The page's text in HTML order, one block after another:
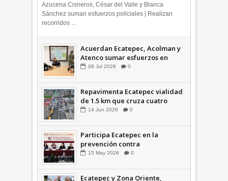
Azucena Cisneros, César del Valle y Blanca
Sánchez suman esfuerzos policiales | Realizan
recorridos ...
Acuerdan Ecatepec, Acolman y
Atenco sumar esfuerzos en
seguridad
08 Jul 2026 0
Repavimenta Ecatepec vialidad
de 1.5 km que cruza cuatro
comunidades +Video
14 Jun 2026 0
Participa Ecatepec en la
prevención contra
inundaciones en el Valle de
15 May 2026 0
Ecatepec y Zona Oriente,